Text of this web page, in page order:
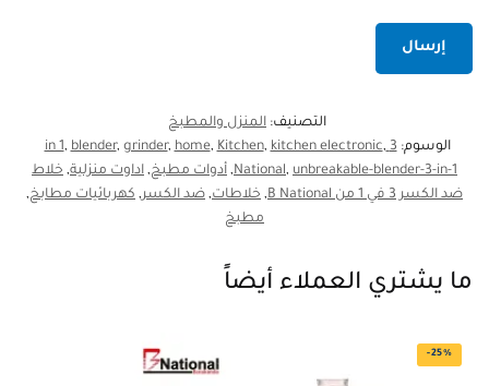
التصنيف: المنزل والمطبخ
الوسوم:3 in 1
,blender, grinder,home,Kitchen,kitchen electronic,
National, unbreakable-blender-3-in-1
, أدوات مطبخ, اداوت منزلية, خلاط
ضد الكسر 3 في 1 من B National
, خلاطات, ضد الكسر, كهربائيات مطابخ,
مطبخ
ما يشتري العملاء أيضاً
-25%